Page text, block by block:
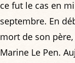
ce fut le cas en
septembre. En
mort de son
Marine Le Pen.